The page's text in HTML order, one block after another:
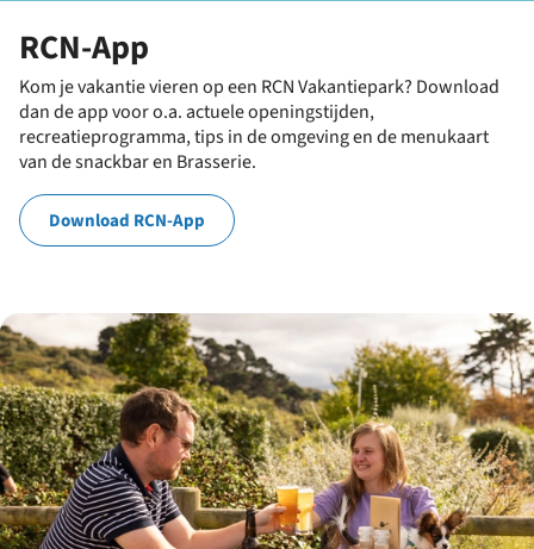
RCN-App
Kom je vakantie vieren op een RCN Vakantiepark? Download
dan de app voor o.a. actuele openingstijden,
recreatieprogramma, tips in de omgeving en de menukaart
van de snackbar en Brasserie.
Download RCN-App